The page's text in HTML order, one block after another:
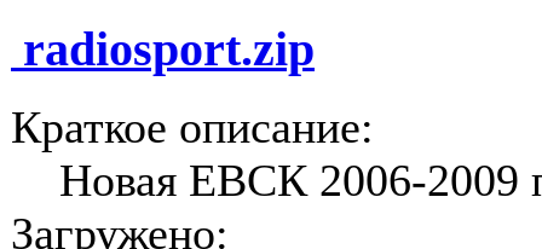
radiosport.zip
Краткое описание:
Новая ЕВСК 2006-2009
Загружено: